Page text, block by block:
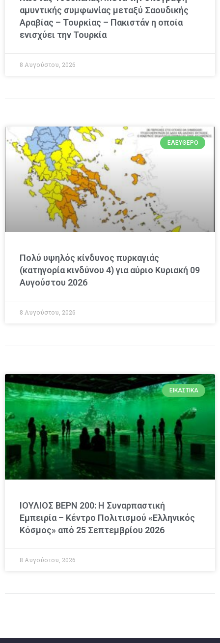
αμυντικής συμφωνίας μεταξύ Σαουδικής
Αραβίας – Τουρκίας – Πακιστάν η οποία
ενισχύει την Τουρκία
8 Αυγούστου, 2026
ΕΛΕΎΘΕΡΟ
Πολύ υψηλός κίνδυνος πυρκαγιάς
(κατηγορία κινδύνου 4) για αύριο Κυριακή 09
Αυγούστου 2026
8 Αυγούστου, 2026
ΕΙΚΑΣΤΙΚΆ
ΙΟΥΛΙΟΣ ΒΕΡΝ 200: Η Συναρπαστική
Εμπειρία – Κέντρο Πολιτισμού «Ελληνικός
Κόσμος» από 25 Σεπτεμβρίου 2026
8 Αυγούστου, 2026